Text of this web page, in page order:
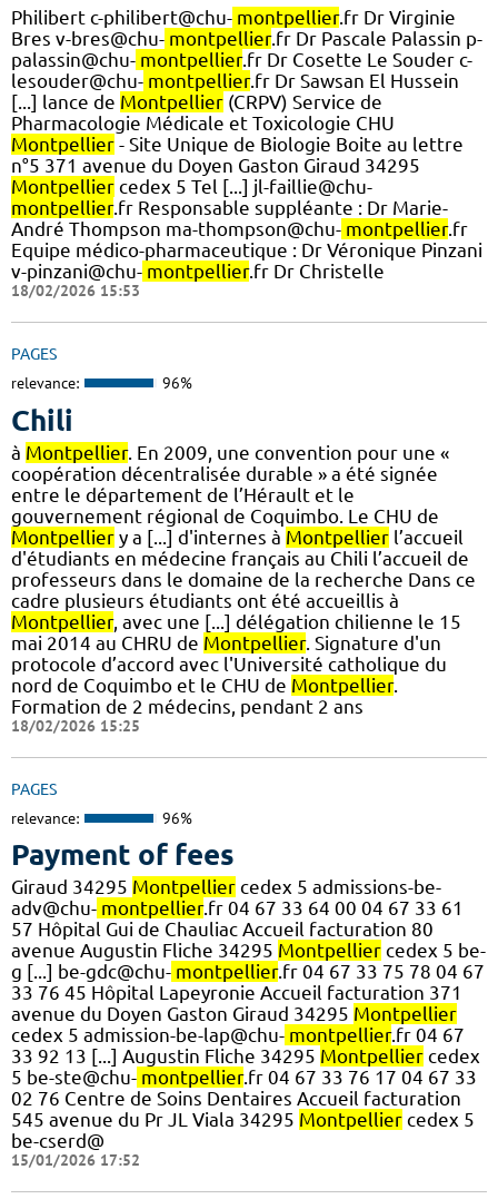
Philibert c-philibert@chu- montpellier.fr Dr Virginie
Bres v-bres@chu- montpellier.fr Dr Pascale Palassin p-
palassin@chu- montpellier.fr Dr Cosette Le Souder c-
lesouder@chu- montpellier.fr Dr Sawsan El Hussein
[...] lance de Montpellier (CRPV) Service de
Pharmacologie Médicale et Toxicologie CHU
Montpellier - Site Unique de Biologie Boite au lettre
n°5 371 avenue du Doyen Gaston Giraud 34295
Montpellier cedex 5 Tel [...] jl-faillie@chu-
montpellier.fr Responsable suppléante : Dr Marie-
André Thompson ma-thompson@chu- montpellier.fr
Equipe médico-pharmaceutique : Dr Véronique Pinzani
v-pinzani@chu- montpellier.fr Dr Christelle
18/02/2026 15:53
PAGES
relevance: 96%
Chili
à Montpellier. En 2009, une convention pour une «
coopération décentralisée durable » a été signée
entre le département de l’Hérault et le
gouvernement régional de Coquimbo. Le CHU de
Montpellier y a [...] d'internes à Montpellier l’accueil
d'étudiants en médecine français au Chili l’accueil de
professeurs dans le domaine de la recherche Dans ce
cadre plusieurs étudiants ont été accueillis à
Montpellier, avec une [...] délégation chilienne le 15
mai 2014 au CHRU de Montpellier. Signature d'un
protocole d’accord avec l'Université catholique du
nord de Coquimbo et le CHU de Montpellier.
Formation de 2 médecins, pendant 2 ans
18/02/2026 15:25
PAGES
relevance: 96%
Payment of fees
Giraud 34295 Montpellier cedex 5 admissions-be-
adv@chu- montpellier.fr 04 67 33 64 00 04 67 33 61
57 Hôpital Gui de Chauliac Accueil facturation 80
avenue Augustin Fliche 34295 Montpellier cedex 5 be-
g [...] be-gdc@chu- montpellier.fr 04 67 33 75 78 04 67
33 76 45 Hôpital Lapeyronie Accueil facturation 371
avenue du Doyen Gaston Giraud 34295 Montpellier
cedex 5 admission-be-lap@chu- montpellier.fr 04 67
33 92 13 [...] Augustin Fliche 34295 Montpellier cedex
5 be-ste@chu- montpellier.fr 04 67 33 76 17 04 67 33
02 76 Centre de Soins Dentaires Accueil facturation
545 avenue du Pr JL Viala 34295 Montpellier cedex 5
be-cserd@
15/01/2026 17:52